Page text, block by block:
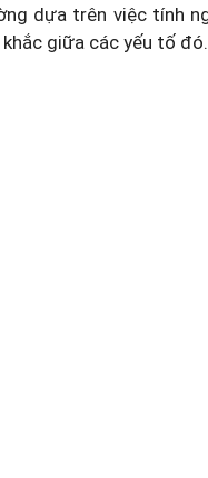
dựa trên việc tính
giữa các yếu tố đó.